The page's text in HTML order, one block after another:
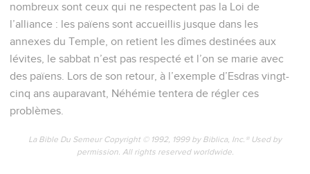
nombreux sont ceux qui ne respectent pas la Loi de
l’alliance : les païens sont accueillis jusque dans les
annexes du Temple, on retient les dîmes destinées aux
lévites, le sabbat n’est pas respecté et l’on se marie avec
des païens. Lors de son retour, à l’exemple d’Esdras vingt-
cinq ans auparavant, Néhémie tentera de régler ces
problèmes.
La Bible Du Semeur Copyright © 1992, 1999 by Biblica, Inc.® Used by
permission. All rights reserved worldwide.